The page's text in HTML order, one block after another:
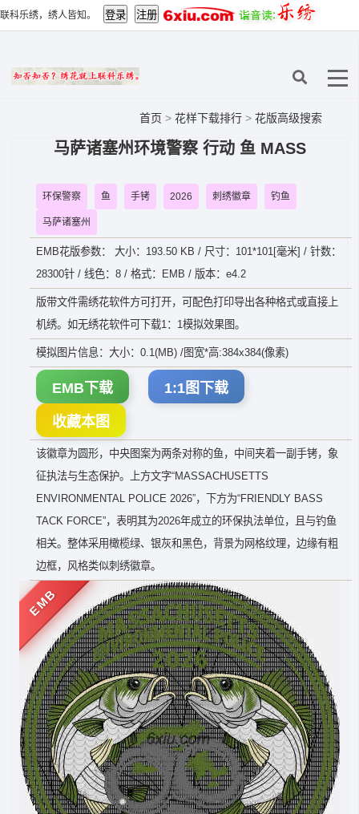
联科乐绣，绣人皆知。
首页 > 花样下载排行 > 花版高级搜索
马萨诸塞州环境警察 行动 鱼 MASS
环保警察 鱼 手铐 2026 刺绣徽章 钓鱼
马萨诸塞州
EMB花版参数： 大小：193.50 KB / 尺寸：101*101[毫米] / 针数：
28300针 / 线色：8 / 格式：EMB / 版本：e4.2
版带文件需绣花软件方可打开，可配色打印导出各种格式或直接上
机绣。如无绣花软件可下载1：1模拟效果图。
模拟图片信息：大小：0.1(MB) /图宽*高:384x384(像素)
EMB下载 1:1图下载
收藏本图
该徽章为圆形，中央图案为两条对称的鱼，中间夹着一副手铐，象
征执法与生态保护。上方文字“MASSACHUSETTS
ENVIRONMENTAL POLICE 2026”，下方为“FRIENDLY BASS
TACK FORCE”，表明其为2026年成立的环保执法单位，且与钓鱼
相关。整体采用橄榄绿、银灰和黑色，背景为网格纹理，边缘有粗
边框，风格类似刺绣徽章。
EMB